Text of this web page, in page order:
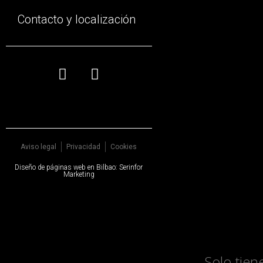
Contacto y localización
Aviso legal Privacidad Cookies
Diseño de páginas web en Bilbao:Serinfor
Marketing